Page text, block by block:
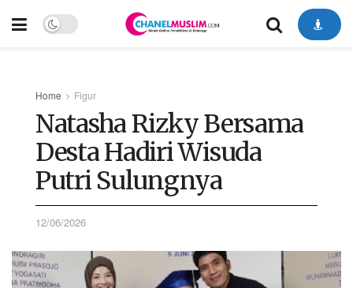
Home Figur
Natasha Rizky Bersama
Desta Hadiri Wisuda
Putri Sulungnya
12/06/2026